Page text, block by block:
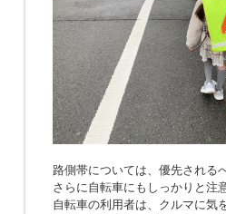
路側帯については、優先される
さらに自転車にもしっかりと注
自転車の利用者は、クルマに気